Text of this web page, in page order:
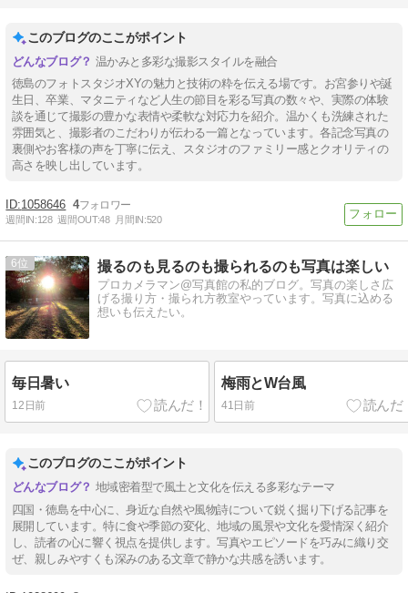
このブログのここがポイント
温かみと多彩な撮影スタイルを融合
徳島のフォトスタジオXYの魅力と技術の粋を伝える場です。お宮参りや誕
生日、卒業、マタニティなど人生の節目を彩る写真の数々や、実際の体験
談を通じて撮影の豊かな表情や柔軟な対応力を紹介。温かくも洗練された
雰囲気と、撮影者のこだわりが伝わる一篇となっています。各記念写真の
裏側やお客様の声を丁寧に伝え、スタジオのファミリー感とクオリティの
高さを映し出しています。
1058646 4
週間IN:128 週間OUT:48 月間IN:520
6 撮るのも見るのも撮られるのも写真は楽しい
プロカメラマン@写真館の私的ブログ。写真の楽しさ広
げる撮り方・撮られ方教室やっています。写真に込める
想いも伝えたい。
毎日暑い
12日前
梅雨とW台風
41日前
このブログのここがポイント
地域密着型で風土と文化を伝える多彩なテーマ
四国・徳島を中心に、身近な自然や風物詩について鋭く掘り下げる記事を
展開しています。特に食や季節の変化、地域の風景や文化を愛情深く紹介
し、読者の心に響く視点を提供します。写真やエピソードを巧みに織り交
ぜ、親しみやすくも深みのある文章で静かな共感を誘います。